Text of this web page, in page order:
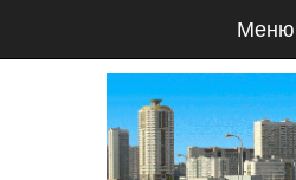
Меню